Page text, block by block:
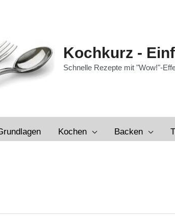
Kochkurz -
Schnelle Rezepte mit "Wow!"-
Kochen Backen